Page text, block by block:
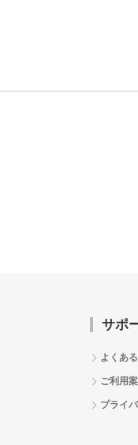
サポ
よくあ
ご利用
プライ